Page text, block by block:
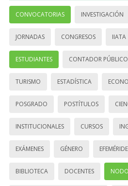
CONVOCATORIAS INVESTIGACIÓN
JORNADAS CONGRESOS IIATA
ESTUDIANTES CONTADOR PÚBLICO
TURISMO ESTADÍSTICA
POSGRADO POSTÍTULOS
INSTITUCIONALES CURSOS
EXÁMENES GÉNERO
BIBLIOTECA DOCENTES